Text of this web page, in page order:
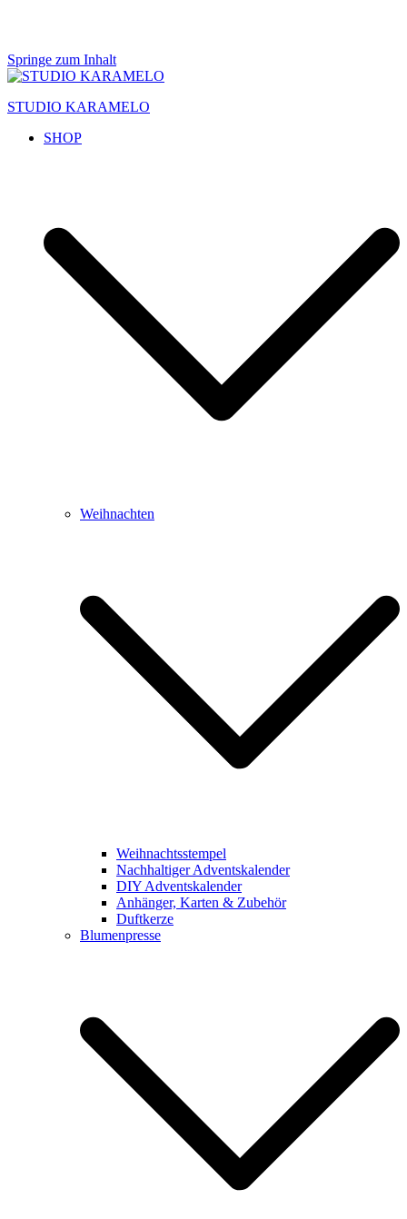
Springe zum Inhalt
STUDIO KARAMELO
SHOP
Weihnachten
Weihnachtsstempel
Nachhaltiger Adventskalender
DIY Adventskalender
Anhänger, Karten & Zubehör
Duftkerze
Blumenpresse